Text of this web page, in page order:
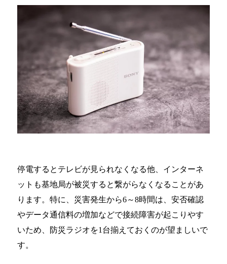
停電するとテレビが見られなくなる他、インターネ
ットも基地局が被災すると繋がらなくなることがあ
ります。特に、災害発生から6～8時間は、安否確認
やデータ通信料の増加などで接続障害が起こりやす
いため、防災ラジオを1台揃えておくのが望ましいで
す。